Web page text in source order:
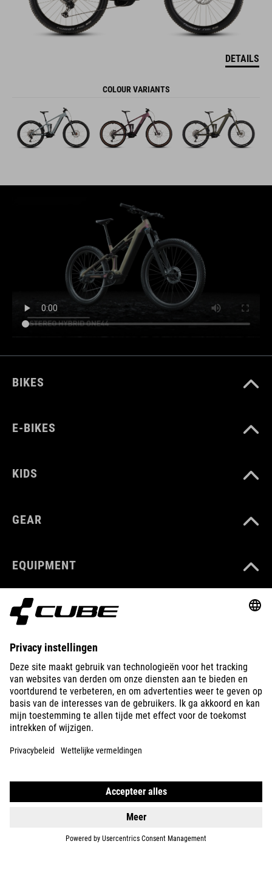
DETAILS
COLOUR VARIANTS
BIKES
E-BIKES
KIDS
GEAR
EQUIPMENT
SUPPORT
ABOUT US
EXPLORE
IMPRINT PRIVACY EU DATA ACT PRESS B2B
NEDERLANDS